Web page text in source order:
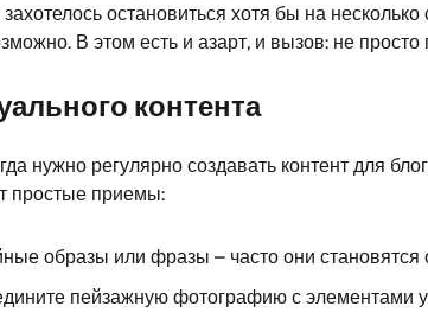
остановиться хотя бы на
В этом есть и азарт, и вызов: не просто
контента
нужно регулярно создавать контент для
простые приемы:
образы или фразы – часто они
пейзажную фотографию с элементами